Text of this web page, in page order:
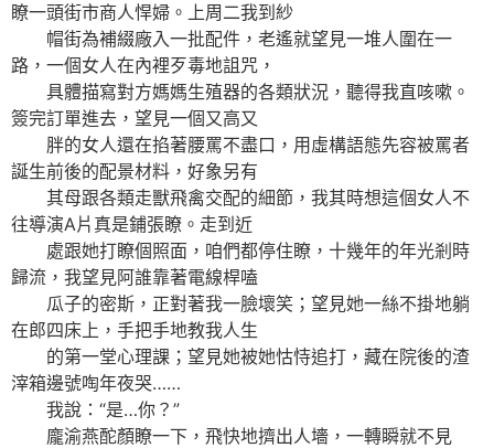
瞭一頭街市商人悍婦。上周二我到紗
帽街為補綴廠入一批配件，老遙就望見一堆人圍在一
路，一個女人在內裡歹毒地詛咒，
具體描寫對方媽媽生殖器的各類狀況，聽得我直咳嗽。
簽完訂單進去，望見一個又高又
胖的女人還在掐著腰罵不盡口，用虛構語態先容被罵者
誕生前後的配景材料，好象另有
其母跟各類走獸飛禽交配的細節，我其時想這個女人不
往導演A片真是鋪張瞭。走到近
處跟她打瞭個照面，咱們都停住瞭，十幾年的年光剎時
歸流，我望見阿誰靠著電線桿嗑
瓜子的密斯，正對著我一臉壞笑；望見她一絲不掛地躺
在郎四床上，手把手地教我人生
的第一堂心理課；望見她被她怙恃追打，藏在院後的渣
滓箱邊號啕年夜哭……
我說：“是…你？”
龐渝燕酡顏瞭一下，飛快地擠出人墻，一轉瞬就不見